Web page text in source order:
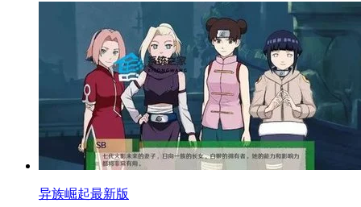
异族崛起最新版